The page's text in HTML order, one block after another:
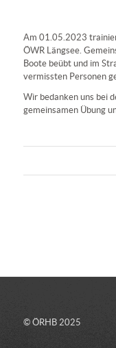
Am 01.05.2023
ÖWR Längsee.
Boote beübt und im
vermissten Personen
Wir bedanken uns bei
gemeinsamen Übung
© ÖRHB 2025